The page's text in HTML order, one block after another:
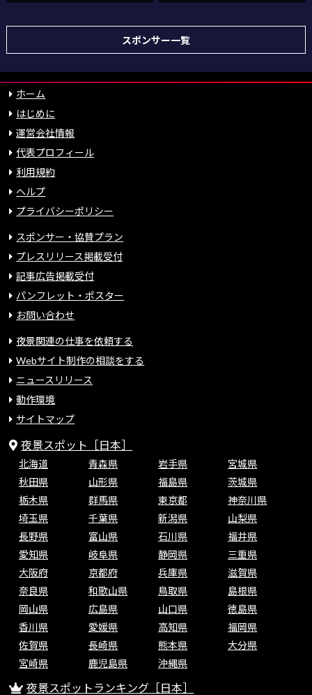
スポンサー一覧
ホーム
はじめに
運営会社情報
代表プロフィール
利用規約
ヘルプ
プライバシーポリシー
スポンサー・協賛プラン
プレスリリース掲載受付
記事広告掲載受付
パンフレット・ポスター
お問い合わせ
夜景関連の仕事を依頼する
Webサイト制作の相談をする
ニュースリリース
動作環境
サイトマップ
夜景スポット［日本］
北海道 青森県 岩手県
宮城県
秋田県
山形県 福島県
茨城県
栃木県
群馬県 東京都
神奈川県
埼玉県
千葉県 新潟県
山梨県
長野県
富山県 石川県
福井県
愛知県
岐阜県 静岡県
三重県
大阪府
京都府 兵庫県
滋賀県
奈良県
和歌山県 鳥取県
島根県
岡山県
広島県 山口県
徳島県
香川県
愛媛県 高知県
福岡県
佐賀県
長崎県 熊本県
大分県
宮崎県
鹿児島県 沖縄県
夜景スポットランキング［日本］